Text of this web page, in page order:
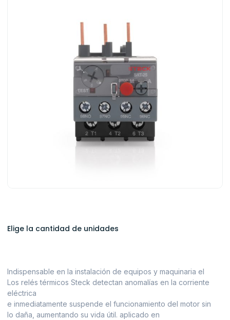
Elige la cantidad de unidades
Indispensable en la instalación de equipos y maquinaria el
Los relés térmicos Steck detectan anomalías en la corriente
eléctrica
e inmediatamente suspende el funcionamiento del motor sin
lo daña, aumentando su vida útil. aplicado en